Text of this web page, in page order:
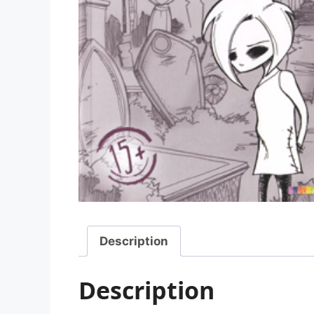
Description
Description